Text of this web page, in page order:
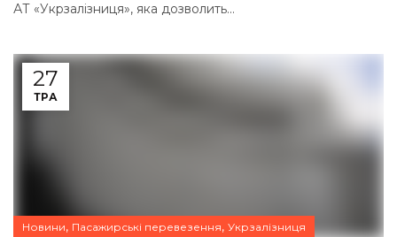
АТ «Укрзалізниця», яка дозволить...
27
ТРА
Новини, Пасажирські перевезення, Укрзалізниця